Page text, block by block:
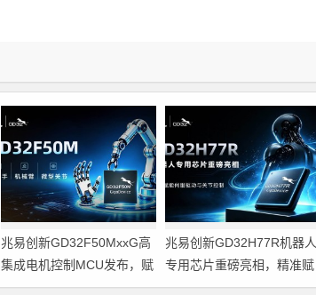
兆易创新GD32F50MxxG高
集成电机控制MCU发布，赋
能人形机器人关节驱动革新
兆易创新GD32H77R机器人
专用芯片重磅亮相，精准赋
能伺服驱动与关节控制